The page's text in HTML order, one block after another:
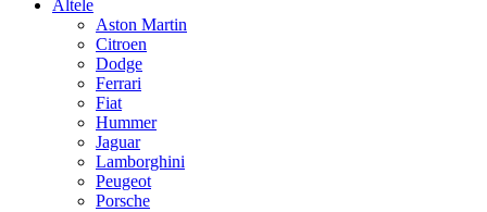
Altele
Aston Martin
Citroen
Dodge
Ferrari
Fiat
Hummer
Jaguar
Lamborghini
Peugeot
Porsche